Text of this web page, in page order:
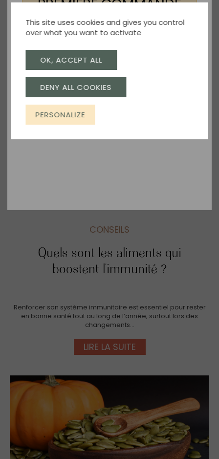
conseillé de consulter un professionnel de santé ou un
correspondent à vos besoins spécifiques.
Ceci pourrait aussi vous intéresser
CONSEILS
Quels sont les aliments qui
boostent l’immunité ?
Renforcer son système immunitaire est essentiel pour rester
en bonne santé tout au long de l’année, surtout lors des
changements…
LIRE LA SUITE
PREMIÈRE COMMANDE
!
Inscrivez-vous pour recevoir votre
réduction.
JE M'ABONNE
This site uses cookies and gives you control
over what you want to activate
OK, ACCEPT ALL
DENY ALL COOKIES
PERSONALIZE